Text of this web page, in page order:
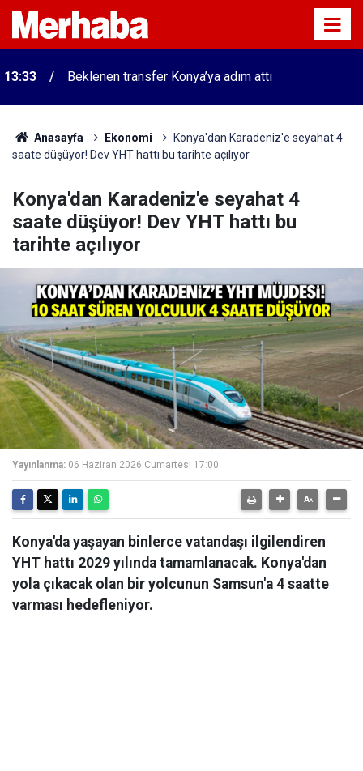
13:33 Beklenen transfer Konya’ya adım attı
Anasayfa Ekonomi
Konya'dan Karadeniz'e seyahat 4
saate düşüyor! Dev YHT hattı bu tarihte açılıyor
Konya'dan Karadeniz'e seyahat 4
saate düşüyor! Dev YHT hattı bu
tarihte açılıyor
Yayınlanma: 06 Haziran 2026 Cumartesi 17:00
Konya'da yaşayan binlerce vatandaşı ilgilendiren
YHT hattı 2029 yılında tamamlanacak. Konya'dan
yola çıkacak olan bir yolcunun Samsun'a 4 saatte
varması hedefleniyor.